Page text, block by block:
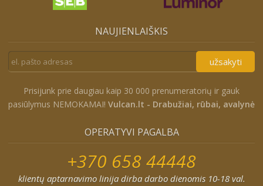
NAUJIENLAIŠKIS
užsakyti
Prisijunk prie daugiau kaip 30 000 prenumeratorių ir gauk
pasiūlymus NEMOKAMAI! Vulcan.lt - Drabužiai, rūbai, avalynė
OPERATYVI PAGALBA
+370 658 44448
klientų aptarnavimo linija dirba darbo dienomis 10-18 val.